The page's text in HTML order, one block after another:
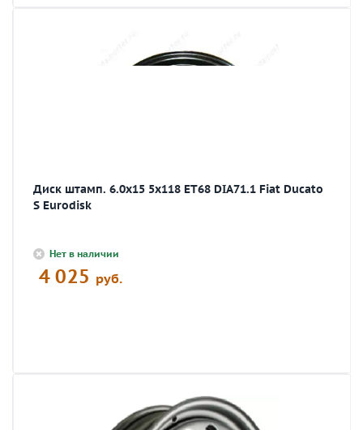
Диск штамп. 6.0x15 5x118 ET68 DIA71.1 Fiat Ducato
S Eurodisk
Нет в наличии
4 025 руб.